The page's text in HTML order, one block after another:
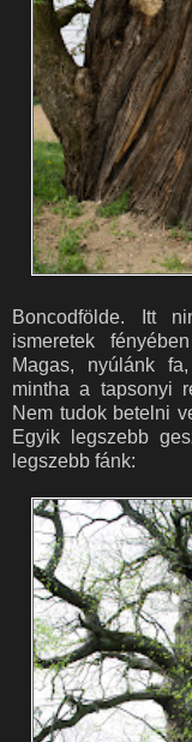
Boncodfölde. Itt
ismeretek
Magas, nyúlánk
mintha a tapsonyi
Nem tudok betelni
Egyik legszebb
legszebb fánk: